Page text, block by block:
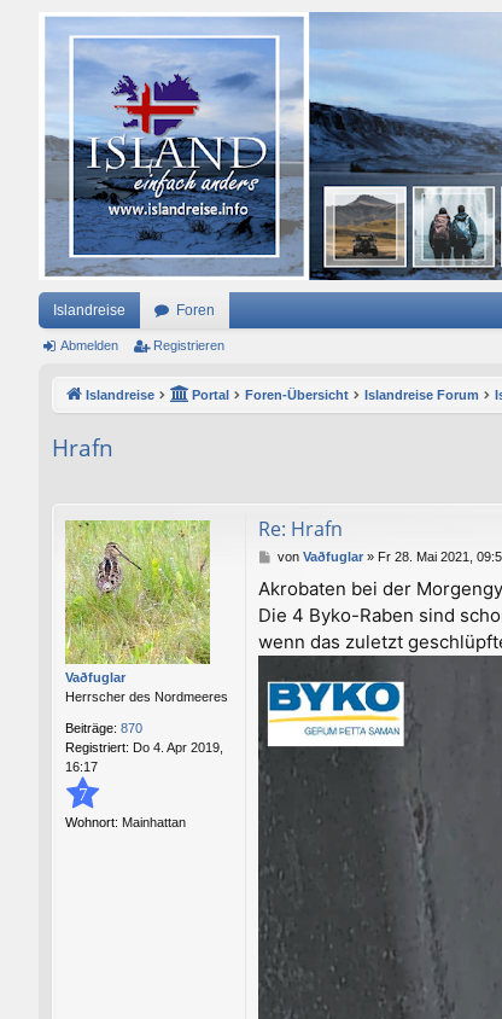
Islandreise Foren
Abmelden Registrieren
Islandreise Portal Foren-Übersicht Islandreise Forum
Hrafn
Vaðfuglar
Herrscher des Nordmeeres
Beiträge: 870
Registriert: Do 4. Apr 2019,
16:17
7
Wohnort: Mainhattan
Re: Hrafn
B
i
t
a
von Vaðfuglar» Fr 28. Mai 2021,
Akrobaten bei der
Die 4 Byko-Raben sind
wenn das zuletzt